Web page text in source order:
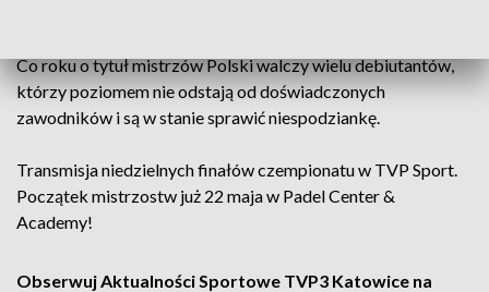
Co roku o tytuł mistrzów Polski walczy wielu debiutantów,
którzy poziomem nie odstają od doświadczonych
zawodników i są w stanie sprawić niespodziankę.
Transmisja niedzielnych finałów czempionatu w TVP Sport.
Początek mistrzostw już 22 maja w Padel Center &
Academy!
Obserwuj Aktualności Sportowe TVP3 Katowice na